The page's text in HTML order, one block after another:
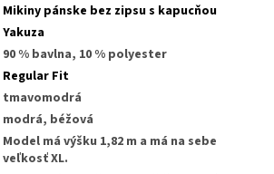
Mikiny pánske bez zipsu s kapucňou
Yakuza
90 % bavlna, 10 % polyester
Regular Fit
tmavomodrá
modrá, béžová
Model má výšku 1,82 m a má na sebe
veľkosť XL.